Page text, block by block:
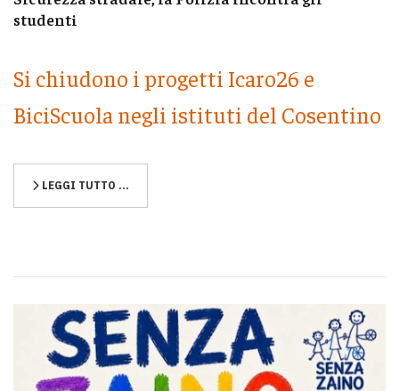
studenti
Si chiudono i progetti Icaro26 e
BiciScuola negli istituti del Cosentino
LEGGI TUTTO …